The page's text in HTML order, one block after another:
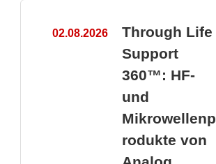
02.08.2026
Through Life
Support
360™: HF-
und
Mikrowellenp
rodukte von